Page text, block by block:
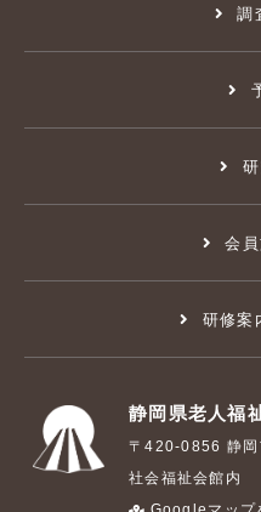
調
会
研修案
静岡県老人福
〒420-0856 静岡
社会福祉会館内